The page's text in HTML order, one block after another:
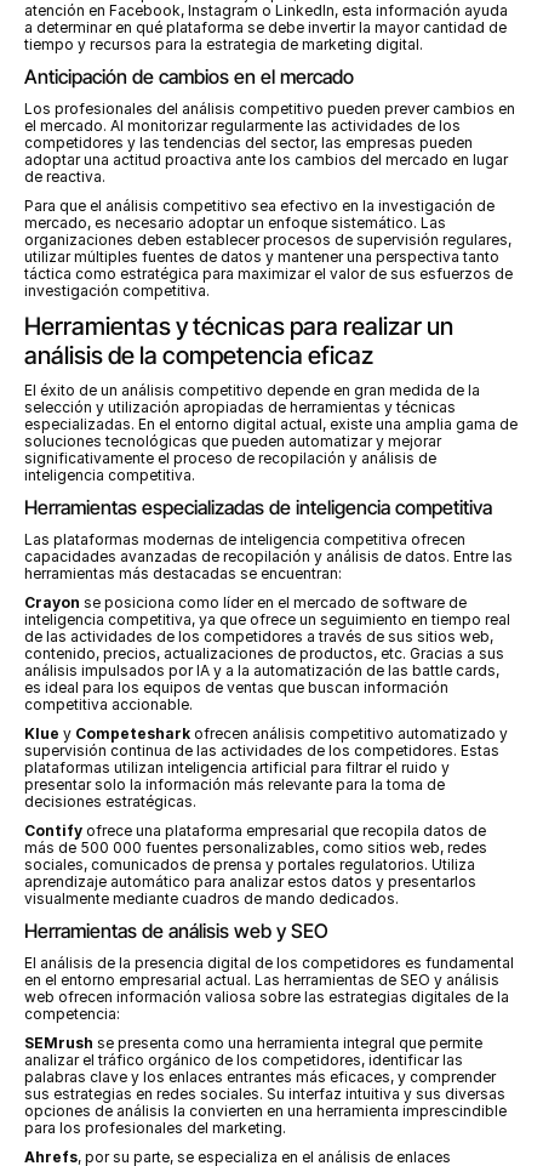
atención en Facebook, Instagram o LinkedIn, esta información ayuda
a determinar en qué plataforma se debe invertir la mayor cantidad de
tiempo y recursos para la estrategia de marketing digital.
Anticipación de cambios en el mercado
Los profesionales del análisis competitivo pueden prever cambios en
el mercado. Al monitorizar regularmente las actividades de los
competidores y las tendencias del sector, las empresas pueden
adoptar una actitud proactiva ante los cambios del mercado en lugar
de reactiva.
Para que el análisis competitivo sea efectivo en la investigación de
mercado, es necesario adoptar un enfoque sistemático. Las
organizaciones deben establecer procesos de supervisión regulares,
utilizar múltiples fuentes de datos y mantener una perspectiva tanto
táctica como estratégica para maximizar el valor de sus esfuerzos de
investigación competitiva.
Herramientas y técnicas para realizar un
análisis de la competencia eficaz
El éxito de un análisis competitivo depende en gran medida de la
selección y utilización apropiadas de herramientas y técnicas
especializadas. En el entorno digital actual, existe una amplia gama de
soluciones tecnológicas que pueden automatizar y mejorar
significativamente el proceso de recopilación y análisis de
inteligencia competitiva.
Herramientas especializadas de inteligencia competitiva
Las plataformas modernas de inteligencia competitiva ofrecen
capacidades avanzadas de recopilación y análisis de datos. Entre las
herramientas más destacadas se encuentran:
Crayon se posiciona como líder en el mercado de software de
inteligencia competitiva, ya que ofrece un seguimiento en tiempo real
de las actividades de los competidores a través de sus sitios web,
contenido, precios, actualizaciones de productos, etc. Gracias a sus
análisis impulsados por IA y a la automatización de las battle cards,
es ideal para los equipos de ventas que buscan información
competitiva accionable.
Klue y Competeshark ofrecen análisis competitivo automatizado y
supervisión continua de las actividades de los competidores. Estas
plataformas utilizan inteligencia artificial para filtrar el ruido y
presentar solo la información más relevante para la toma de
decisiones estratégicas.
Contify ofrece una plataforma empresarial que recopila datos de
más de 500 000 fuentes personalizables, como sitios web, redes
sociales, comunicados de prensa y portales regulatorios. Utiliza
aprendizaje automático para analizar estos datos y presentarlos
visualmente mediante cuadros de mando dedicados.
Herramientas de análisis web y SEO
El análisis de la presencia digital de los competidores es fundamental
en el entorno empresarial actual. Las herramientas de SEO y análisis
web ofrecen información valiosa sobre las estrategias digitales de la
competencia:
SEMrush se presenta como una herramienta integral que permite
analizar el tráfico orgánico de los competidores, identificar las
palabras clave y los enlaces entrantes más eficaces, y comprender
sus estrategias en redes sociales. Su interfaz intuitiva y sus diversas
opciones de análisis la convierten en una herramienta imprescindible
para los profesionales del marketing.
Ahrefs, por su parte, se especializa en el análisis de enlaces